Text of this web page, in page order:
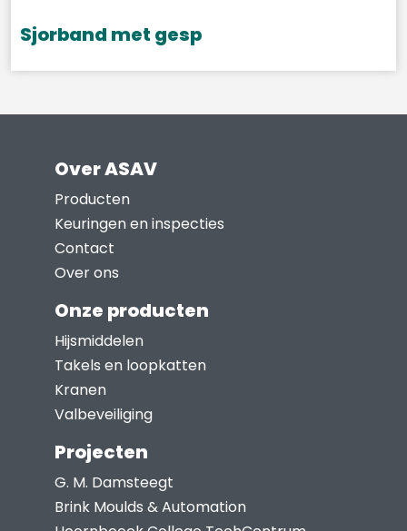
Sjorband met gesp
Over ASAV
Producten
Keuringen en inspecties
Contact
Over ons
Onze producten
Hijsmiddelen
Takels en loopkatten
Kranen
Valbeveiliging
Projecten
G. M. Damsteegt
Brink Moulds & Automation